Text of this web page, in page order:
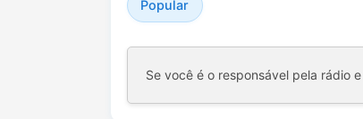
Popular
Se você é o responsável pela rádio